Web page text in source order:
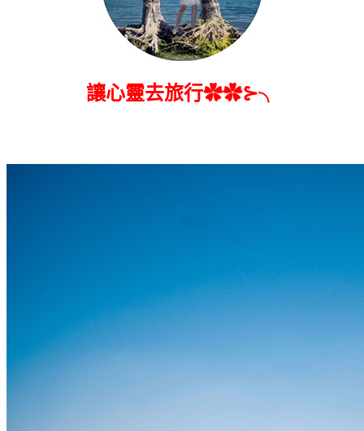
讓心靈去旅行✿✿⊱╮